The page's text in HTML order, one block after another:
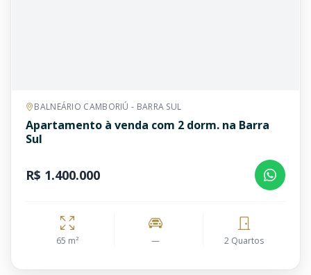
BALNEÁRIO CAMBORIÚ - BARRA SUL
Apartamento à venda com 2 dorm. na Barra
Sul
R$ 1.400.000
65 m² — 2 Quartos